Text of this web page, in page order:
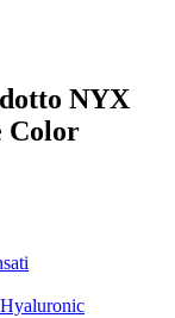
NYX
Color